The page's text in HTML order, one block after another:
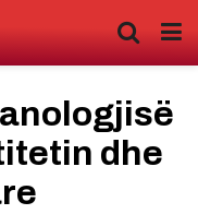
dhe